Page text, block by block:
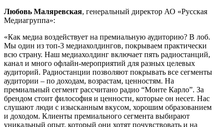
Любовь Маляревская, генеральный директор АО «Русская
Медиагруппа»:
«Как медиа воздействует на премиальную аудиторию? В лоб.
Мы один из топ-3 медиахолдингов, покрываем практически
всю страну. Наш медиахолдинг включает пять радиостанций,
канал и много офлайн-мероприятий для разных целевых
аудиторий. Радиостанции позволяют покрывать все сегменты
аудитории – по доходам, возрастам, ценностям. На
премиальный сегмент рассчитано радио “Монте Карло”. За
брендом стоит философия и ценности, которые он несет. Нас
слушают люди с изысканным вкусом, хорошим образованием
и доходом. Клиенты премиального сегмента выбирают
уникальный опыт, который они хотят почувствовать и на